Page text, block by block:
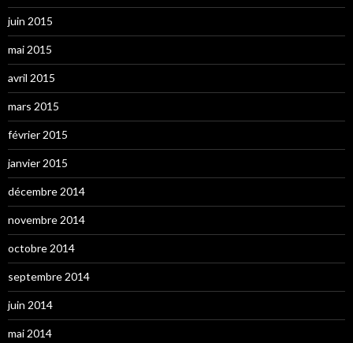
juin 2015
mai 2015
avril 2015
mars 2015
février 2015
janvier 2015
décembre 2014
novembre 2014
octobre 2014
septembre 2014
juin 2014
mai 2014